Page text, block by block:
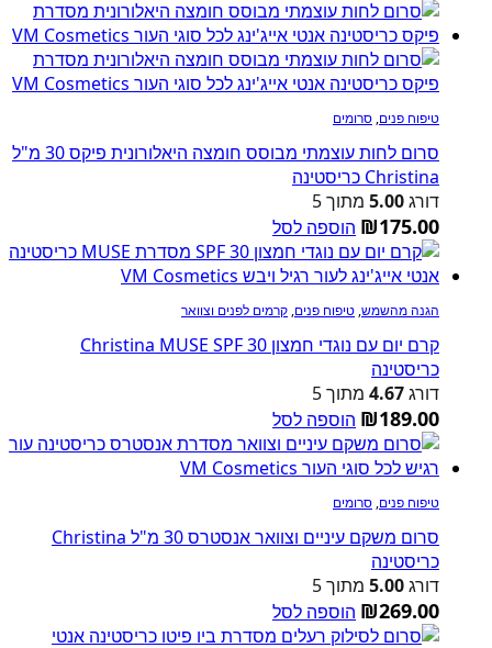
טיפוח פנים, סרומים
סרום לחות עוצמתי מבוסס חומצה היאלורונית פיקס 30 מ"ל
Christina כריסטינה
דורג5.00 מתוך 5
₪175.00 הוספה לסל
הגנה מהשמש, טיפוח פנים, קרמים לפנים וצוואר
קרם יום עם נוגדי חמצון Christina MUSE SPF 30
כריסטינה
דורג4.67 מתוך 5
₪189.00 הוספה לסל
טיפוח פנים, סרומים
סרום משקם עיניים וצוואר אנסטרס 30 מ"ל Christina
כריסטינה
דורג5.00 מתוך 5
₪269.00 הוספה לסל